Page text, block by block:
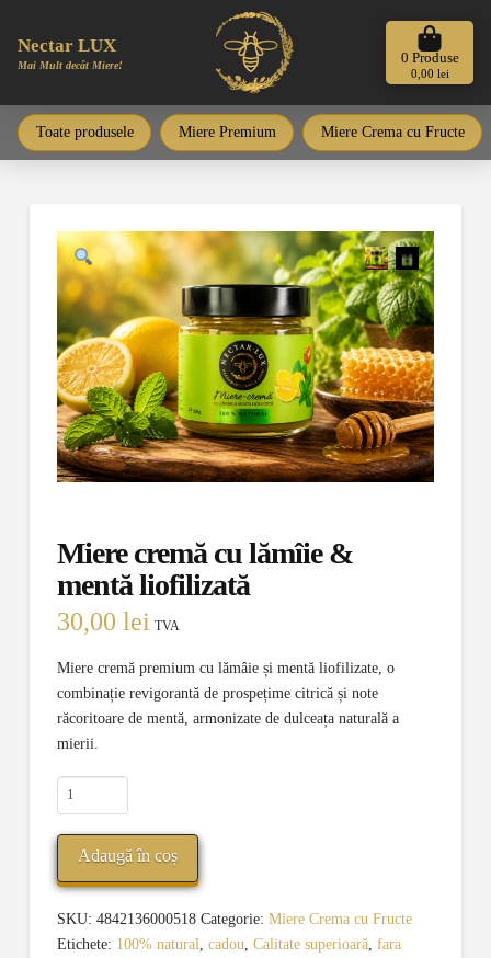
Nectar LUX
Mai Mult decât Miere! 0 Produse
0,00 lei
Toate produsele Miere Premium Miere Crema cu Fructe
Miere cremă cu lămîie &
mentă liofilizată
30,00 lei TVA
Miere cremă premium cu lămâie și mentă liofilizate, o
combinație revigorantă de prospețime citrică și note
răcoritoare de mentă, armonizate de dulceața naturală a
mierii.
Cantitate
Miere
cremă
lămîie
&
mentă
Adaugă în coș
SKU: 4842136000518 Categorie: Miere Crema cu Fructe
Etichete: 100% natural, cadou, Calitate superioară, fara